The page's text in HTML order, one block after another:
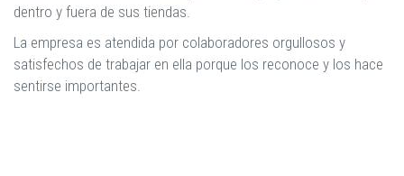
dentro y fuera de sus tiendas.
La empresa es atendida por colaboradores orgullosos y
satisfechos de trabajar en ella porque los reconoce y los hace
sentirse importantes.